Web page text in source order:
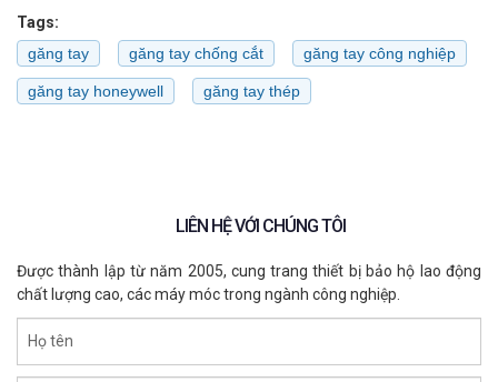
Tags:
găng tay
găng tay chống cắt găng tay công nghiệp
găng tay honeywell găng tay thép
LIÊN HỆ VỚI CHÚNG TÔI
Được thành lập từ năm 2005, cung trang thiết bị bảo hộ lao động
chất lượng cao, các máy móc trong ngành công nghiệp.
Họ tên